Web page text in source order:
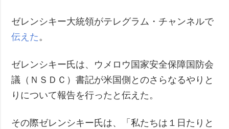
ゼレンシキー大統領がテレグラム・チャンネルで
伝えた。
ゼレンシキー氏は、ウメロウ国家安全保障国防会
議（ＮＳＤＣ）書記が米国側とのさらなるやりと
りについて報告を行ったと伝えた。
その際ゼレンシキー氏は、「私たちは１日たりと